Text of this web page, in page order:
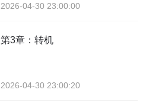
2026-04-30 23:00:00
第3章：转机
2026-04-30 23:00:20